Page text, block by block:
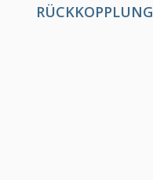
RÜCKKOPPLUNG